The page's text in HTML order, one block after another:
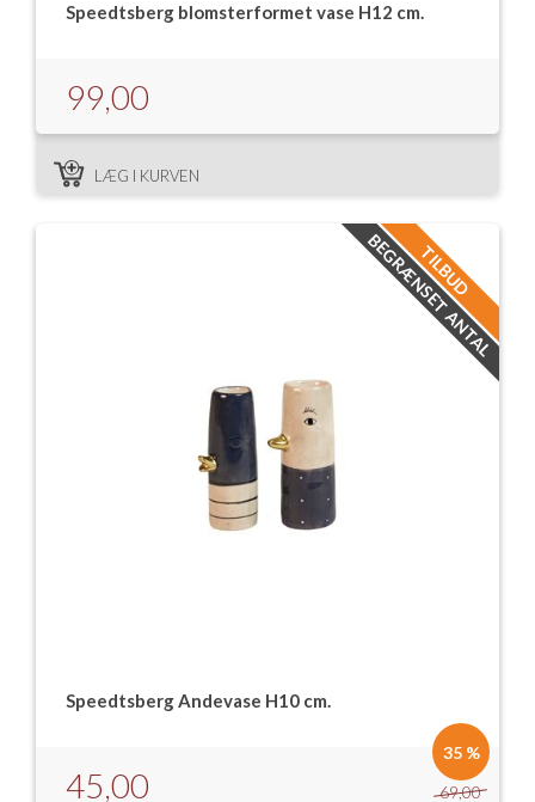
Speedtsberg blomsterformet vase H12 cm.
99,00
LÆG I KURVEN
Speedtsberg Andevase H10 cm.
69,00
45,00
35 %
TILBUD
BEGRÆNSET ANTAL